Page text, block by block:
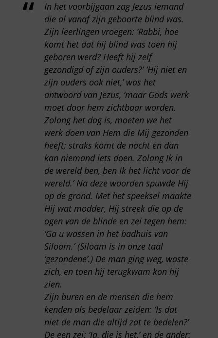
In het voorbijgaan zag Jezus iemand
die al vanaf zijn geboorte blind was.
Zijn leerlingen vroegen: ‘Rabbi, hoe
komt het dat hij blind was toen hij
geboren werd? Heeft hij zelf
gezondigd of zijn ouders?’ ‘Hij niet en
zijn ouders ook niet,’ was het
antwoord van Jezus, ‘maar Gods werk
moet door hem zichtbaar worden.
Zolang het dag is, moeten we het
werk doen van Hem die Mij gezonden
heeft; straks komt de nacht en dan
kan niemand iets doen. Zolang Ik in
de wereld ben, ben Ik het licht voor de
wereld.’ Na deze woorden spuwde Hij
op de grond. Met het speeksel maakte
Hij wat modder, Hij streek die op de
ogen van de blinde en zei tegen hem:
‘Ga u wassen in het badhuis van
Siloam.’ (Siloam is in onze taal
‘gezondene’.) De man ging weg, waste
zich, en toen hij terugkwam kon hij
zien.
Zijn buren en de mensen die hem
kenden als bedelaar zeiden: ‘Is dat
niet de man die altijd zat te bedelen?’
De een zei: ‘Ja, die is het,’ en de ander: